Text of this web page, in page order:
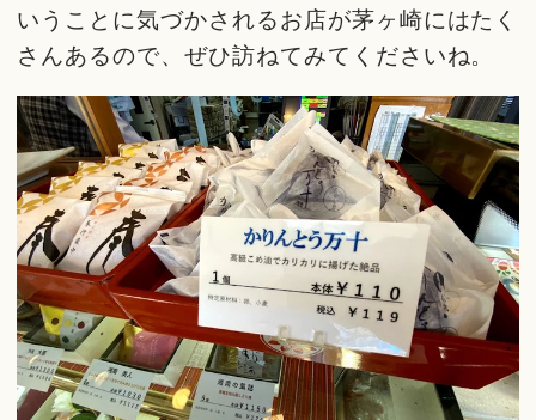
いうことに気づかされるお店が茅ヶ崎にはたく
さんあるので、ぜひ訪ねてみてくださいね。